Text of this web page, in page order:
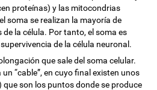
proteínas) y las mitocondrias
soma se realizan la mayoría de
la célula. Por tanto, el soma es
de la célula neuronal.
que sale del soma celular.
“cable”, en cuyo final existen unos
que son los puntos donde se produce